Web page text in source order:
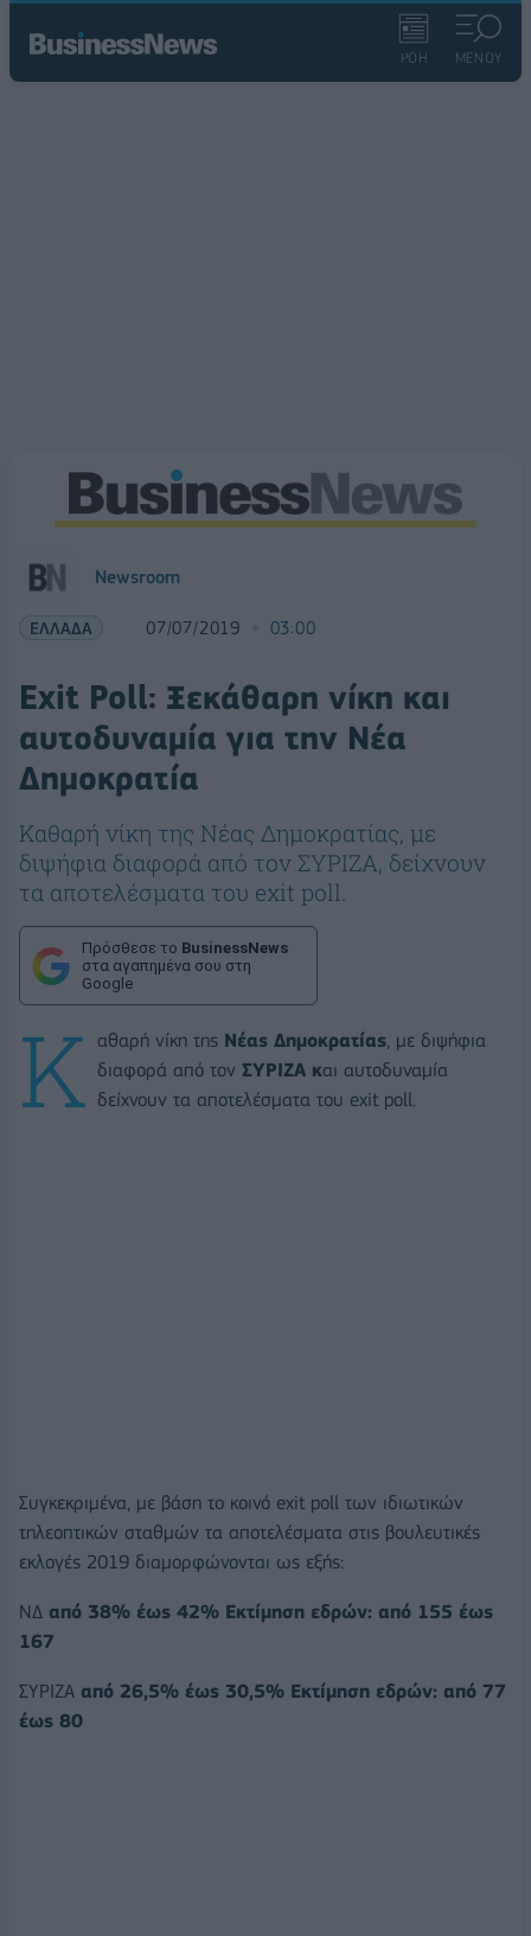
ΡΟΗ ΜΕΝΟΥ
Newsroom
ΕΛΛΑΔΑ 07/07/2019 03:00
Exit Poll: Ξεκάθαρη νίκη και
αυτοδυναμία για την Νέα
Δημοκρατία
Καθαρή νίκη της Νέας Δημοκρατίας, με
διψήφια διαφορά από τον ΣΥΡΙΖΑ, δείχνουν
τα αποτελέσματα του exit poll.
Πρόσθεσε το BusinessNews
στα αγαπημένα σου στη
Google
Κ αθαρή νίκη της Νέας Δημοκρατίας , με διψήφια
διαφορά από τον ΣΥΡΙΖΑ και αυτοδυναμία
δείχνουν τα αποτελέσματα του exit poll.
Συγκεκριμένα, με βάση το κοινό exit poll των ιδιωτικών
τηλεοπτικών σταθμών τα αποτελέσματα στις βουλευτικές
εκλογές 2019 διαμορφώνονται ως εξής:
ΝΔ από 38% έως 42% Εκτίμηση εδρών: από 155 έως
167
ΣΥΡΙΖΑ από 26,5% έως 30,5% Εκτίμηση εδρών: από 77
έως 80